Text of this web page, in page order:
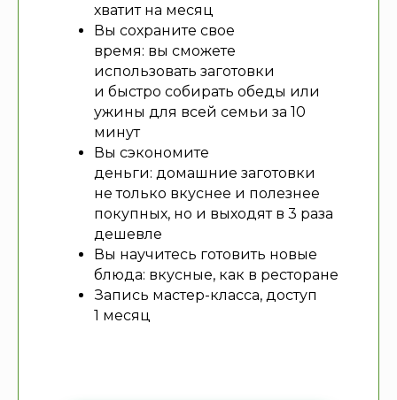
хватит на месяц
Вы сохраните свое
время: вы сможете
использовать заготовки
и быстро собирать обеды или
ужины для всей семьи за 10
минут
Вы сэкономите
деньги: домашние заготовки
не только вкуснее и полезнее
покупных, но и выходят в 3 раза
дешевле
Вы научитесь готовить новые
блюда: вкусные, как в ресторане
Запись мастер-класса, доступ
1 месяц